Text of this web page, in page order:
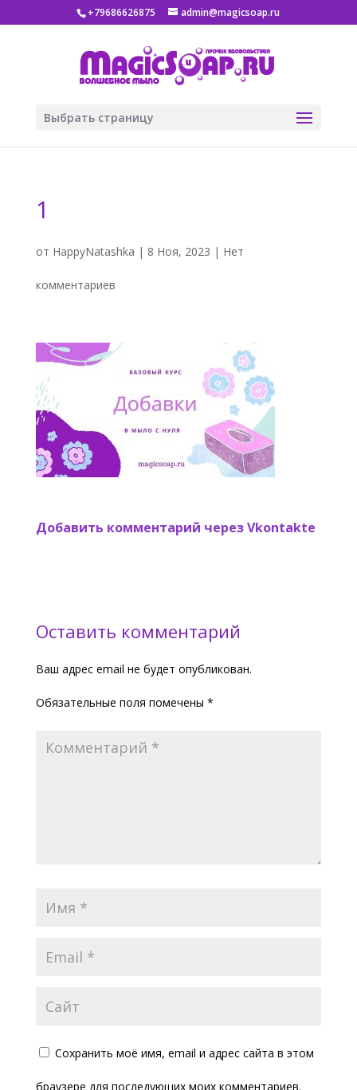
+79686626875 admin@magicsoap.ru
Выбрать страницу
1
от HappyNatashka | 8 Ноя, 2023 | Нет
комментариев
Добавить комментарий через Vkontakte
Оставить комментарий
Ваш адрес email не будет опубликован.
Обязательные поля помечены *
Сохранить моё имя, email и адрес сайта в этом
браузере для последующих моих комментариев.